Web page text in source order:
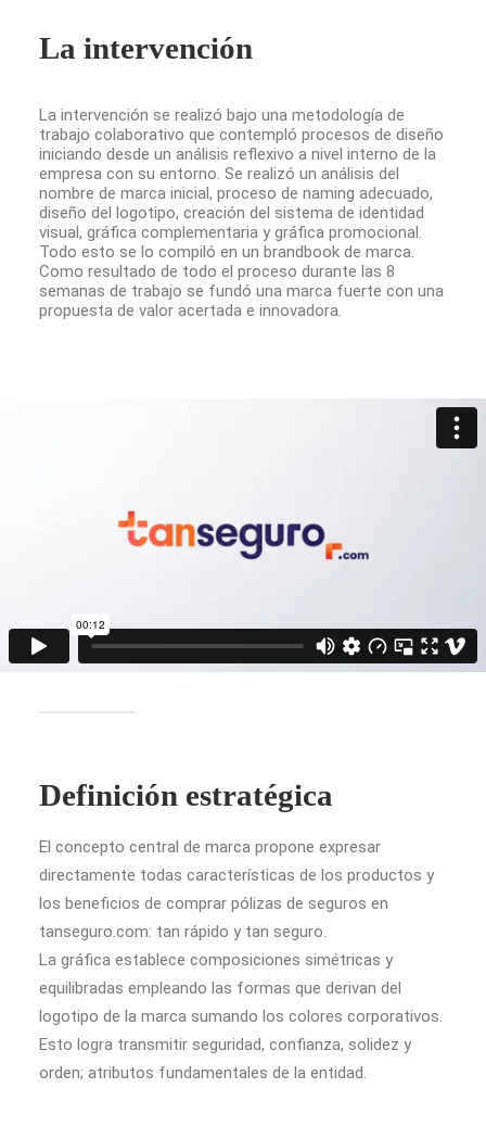
La intervención
La intervención se realizó bajo una metodología de
trabajo colaborativo que contempló procesos de diseño
iniciando desde un análisis reflexivo a nivel interno de la
empresa con su entorno. Se realizó un análisis del
nombre de marca inicial, proceso de naming adecuado,
diseño del logotipo, creación del sistema de identidad
visual, gráfica complementaria y gráfica promocional.
Todo esto se lo compiló en un brandbook de marca.
Como resultado de todo el proceso durante las 8
semanas de trabajo se fundó una marca fuerte con una
propuesta de valor acertada e innovadora.
Definición estratégica
El concepto central de marca propone expresar
directamente todas características de los productos y
los beneficios de comprar pólizas de seguros en
tanseguro.com: tan rápido y tan seguro.
La gráfica establece composiciones simétricas y
equilibradas empleando las formas que derivan del
logotipo de la marca sumando los colores corporativos.
Esto logra transmitir seguridad, confianza, solidez y
orden; atributos fundamentales de la entidad.